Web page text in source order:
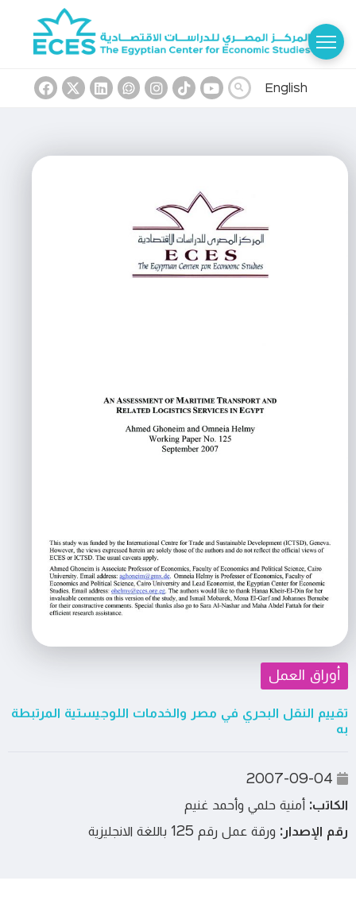
English
أوراق العمل
تقييم النقل البحري في مصر والخدمات اللوجيستية المرتبطة
به
الكاتب: أمنية حلمي وأحمد غنيم
رقم الإصدار: ورقة عمل رقم 125 باللغة الانجليزية